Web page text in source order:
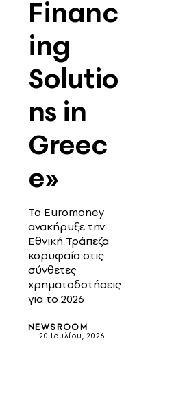
Financ
ing
Solutio
ns in
Greec
e»
Το Euromoney
ανακήρυξε την
Εθνική Τράπεζα
κορυφαία στις
σύνθετες
χρηματοδοτήσεις
για το 2026
NEWSROOM
20 Ιουλίου, 2026